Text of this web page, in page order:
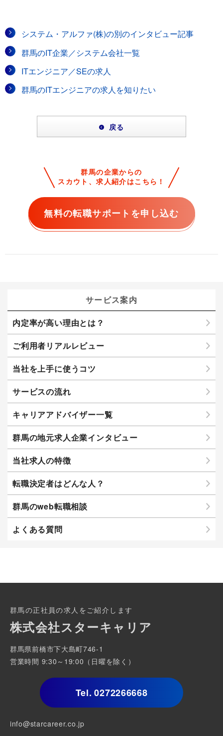
システム・アルファ(株)の別のインタビュー記事
群馬のIT企業／システム会社一覧
ITエンジニア／SEの求人
群馬のITエンジニアの求人を知りたい
戻る
群馬の企業からの
スカウト、求人紹介はこちら！
無料の転職サポートを申し込む
サービス案内
内定率が高い理由とは？
ご利用者リアルレビュー
当社を上手に使うコツ
サービスの流れ
キャリアアドバイザー一覧
群馬の地元求人企業インタビュー
当社求人の特徴
転職決定者はどんな人？
群馬のweb転職相談
よくある質問
群馬の正社員の求人をご紹介します
株式会社スターキャリア
群馬県前橋市下大島町746-1
営業時間 9:30～19:00（日曜を除く）
Tel. 0272266668
info@starcareer.co.jp